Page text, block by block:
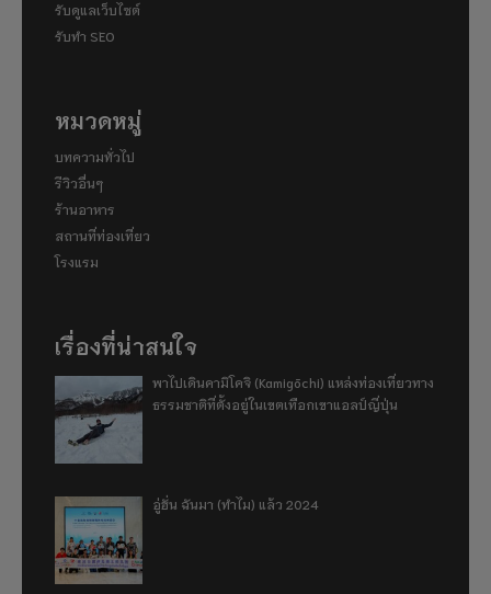
รับดูแลเว็บไซต์
รับทำ SEO
หมวดหมู่
บทความทั่วไป
รีวิวอื่นๆ
ร้านอาหาร
สถานที่ท่องเที่ยว
โรงแรม
เรื่องที่น่าสนใจ
พาไปเดินคามิโคจิ (Kamigōchi) แหล่งท่องเที่ยวทาง
ธรรมชาติที่ตั้งอยู่ในเขตเทือกเขาแอลป์ญี่ปุ่น
อู่ฮั่น ฉันมา (ทำไม) แล้ว 2024